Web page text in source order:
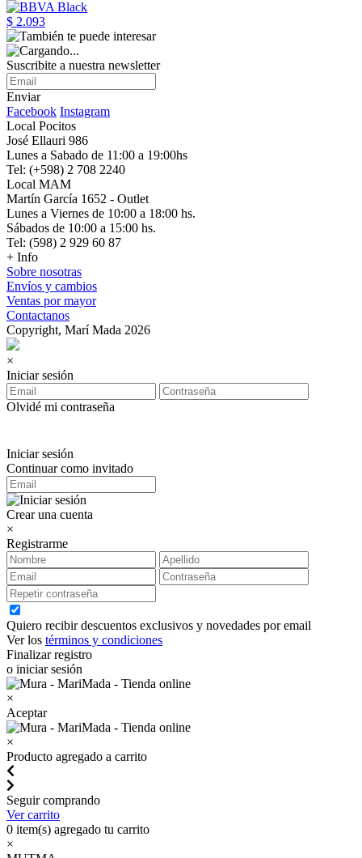
$ 2.093
Suscribite a nuestra newsletter
Enviar
Facebook Instagram
Local Pocitos
José Ellauri 986
Lunes a Sabado de 11:00 a 19:00hs
Tel: (+598) 2 708 2240
Local MAM
Martín García 1652 - Outlet
Lunes a Viernes de 10:00 a 18:00 hs.
Sábados de 10:00 a 15:00 hs.
Tel: (598) 2 929 60 87
+ Info
Sobre nosotras
Envíos y cambios
Ventas por mayor
Contactanos
Copyright, Marí Mada 2026
×
Iniciar sesión
Olvidé mi contraseña
Iniciar sesión
Continuar como invitado
Crear una cuenta
×
Registrarme
Quiero recibir descuentos exclusivos y novedades por email
Ver los términos y condiciones
Finalizar registro
o iniciar sesión
×
Aceptar
×
Producto agregado a carrito
Seguir comprando
Ver carrito
0 item(s) agregado tu carrito
×